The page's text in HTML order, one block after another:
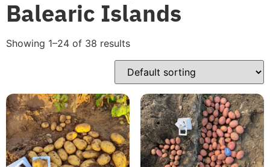
Balearic Islands
Showing 1–24 of 38 results